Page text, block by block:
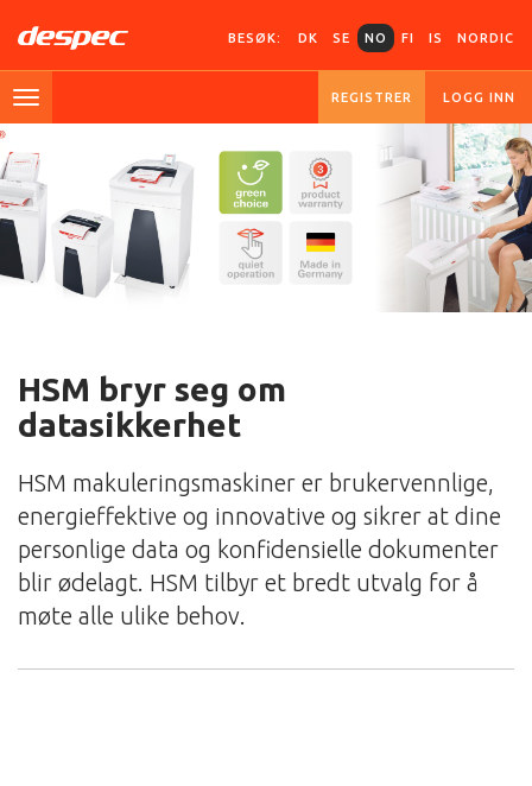
BESØK: DK SE NO FI IS NORDIC
REGISTRER LOGG INN
HSM bryr seg om
datasikkerhet
HSM makuleringsmaskiner er brukervennlige,
energieffektive og innovative og sikrer at dine
personlige data og konfidensielle dokumenter
blir ødelagt. HSM tilbyr et bredt utvalg for å
møte alle ulike behov.